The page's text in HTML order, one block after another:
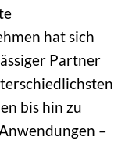
hat sich
Partner
bis hin zu
–